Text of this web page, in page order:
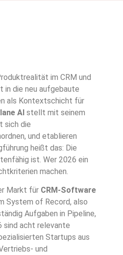
im CRM und
in die neu aufgebaute
als Kontextschicht für
AI stellt mit seinem
sich die
und etablieren
heißt das: Die
ist. Wer 2026 ein
machen.
Markt für CRM-Software
System of Record, also
Aufgaben in Pipeline,
sind acht relevante
Startups aus
und